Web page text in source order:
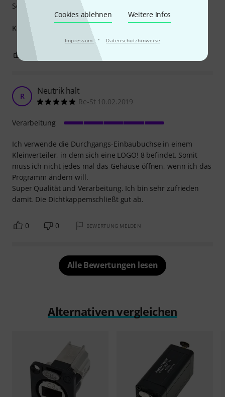
Cookies ablehnen Weitere Infos
Impressum · Datenschutzhinweise
So bleibt der Anschluss immer sauber.
Klare Kaufempfehlung an unentschlossene!
BEWERTUNG MELDEN
R Neutrik halt
Re-St 10.02.2019
Ich verwende die Durchgangs-Einbaubuchse in einem
Kleinverteiler, in dem sich eine LOGO! 8 befindet. Somit
muss ich nicht jedes mal das Gehäuse öffnen, wenn ich das
Programm ändern will.
Super Qualität und Verarbeitung. Ich bin sehr zufrieden
damit. Die Dichtkappemschließt gut ab.
Verarbeitung
0 0 BEWERTUNG MELDEN
Alle Bewertungen lesen
Alternativen vergleichen